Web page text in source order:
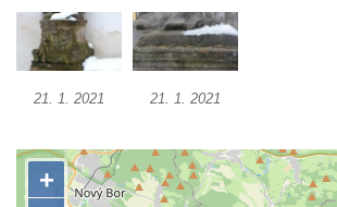
Českých Budějovicích
Socha Krista klesajícího pod křížem u
Budějovicích
kostela svaté Rodiny v Českých
Budějovicích
21. 1. 2021 21. 1. 2021